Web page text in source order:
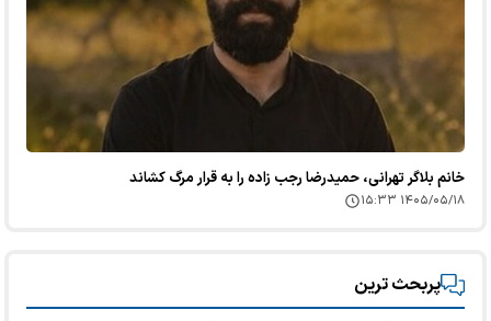
خانم بلاگر تهرانی، حمیدرضا رجب زاده را به قرار مرگ کشاند
۱۴۰۵/۰۵/۱۸ ۱۵:۳۳
پربحث ترین